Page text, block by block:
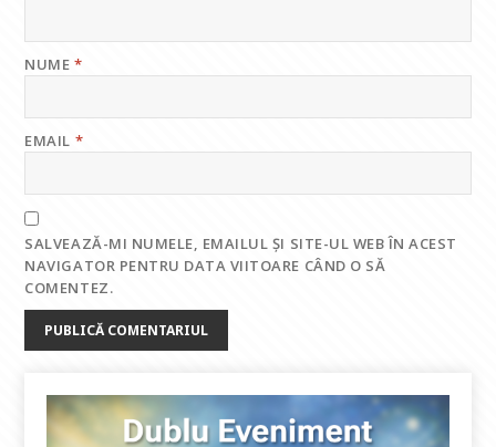
NUME*
EMAIL *
SALVEAZĂ-MI NUMELE, EMAILUL ȘI SITE-UL WEB ÎN ACEST
NAVIGATOR PENTRU DATA VIITOARE CÂND O SĂ
COMENTEZ.